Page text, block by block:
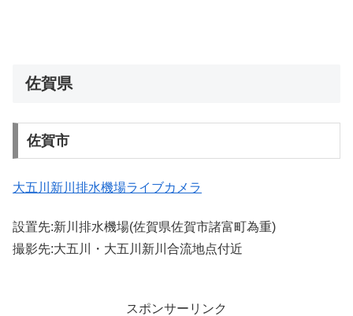
佐賀県
佐賀市
大五川新川排水機場ライブカメラ
設置先:新川排水機場(佐賀県佐賀市諸富町為重)
撮影先:大五川・大五川新川合流地点付近
スポンサーリンク